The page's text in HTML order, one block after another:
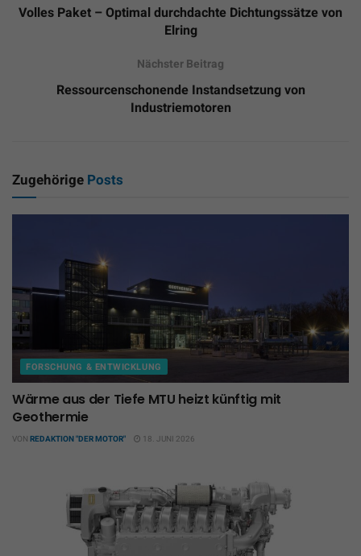
Volles Paket – Optimal durchdachte Dichtungssätze von
Elring
Nächster Beitrag
Ressourcenschonende Instandsetzung von
Industriemotoren
Zugehörige Posts
FORSCHUNG & ENTWICKLUNG
Wärme aus der Tiefe MTU heizt künftig mit
Geothermie
VON REDAKTION "DER MOTOR" 18. JUNI 2026